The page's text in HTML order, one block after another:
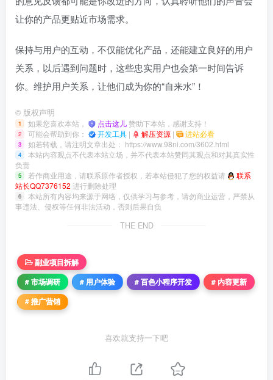
让你的产品更贴近市场需求。
保持与用户的互动，不仅能优化产品，还能建立良好的用户
关系，以后遇到问题时，这些忠实用户也会第一时间告诉
你。维护用户关系，让他们成为你的“自来水”！
© 版权声明
1 如果您喜欢本站， 点击这儿赞助下本站，感谢支持！
2 可能会帮助到你： 开发工具 | 解压资源 | 进站必看
3 如若转载，请注明文章出处： https://www.98ni.com/3602.html
4
本站内容观点不代表本站立场，并不代表本站赞同其观点和对其真实性
负责
5 若作商业用途，请联系原作者授权，若本站侵犯了您的权益请
联系
站长QQ7376152 进行删除处理
6
本站所有内容均来源于网络，仅供学习与参考，请勿商业运营，严禁从
事违法、侵权等任何非法活动，否则后果自负
THE END
副业项目拆解
# 市场调研
# 用户体验 # 百色小程序开发
# 内容更新
# 推广营销
喜欢就支持一下吧